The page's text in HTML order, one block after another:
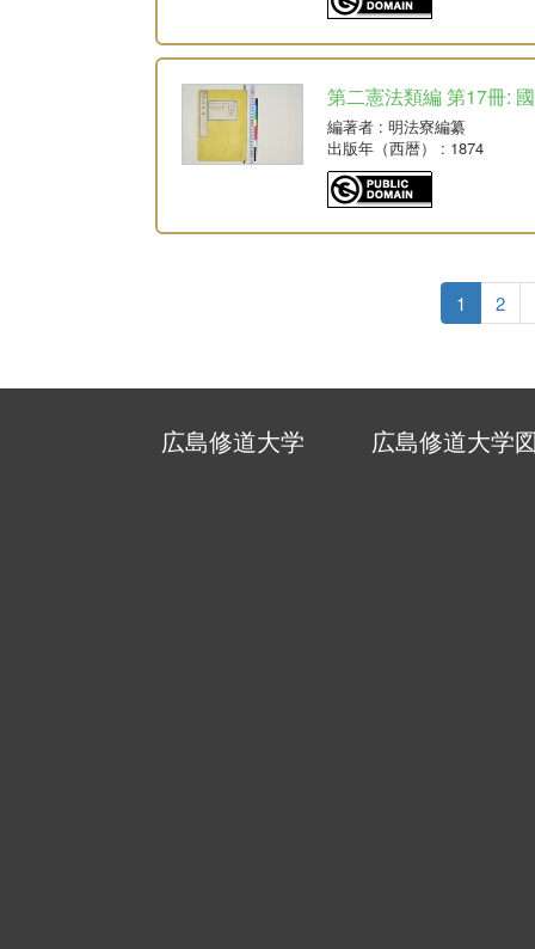
第二憲法類編 第17冊:
編著者 : 明法寮編纂
出版年（西暦）
: 1874
1 2
広島修道大学 広島修道大学